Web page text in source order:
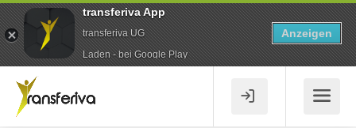
transferiva App
transferiva UG
Laden - bei Google Play
Anzeigen